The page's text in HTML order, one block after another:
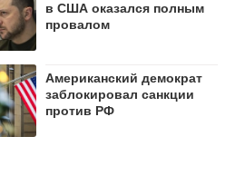
в США оказался полным
провалом
Американский демократ
заблокировал санкции
против РФ